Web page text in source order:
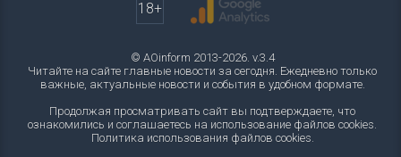
18+
© AOinform 2013-2026. v.3.4
Читайте на сайте главные новости за сегодня. Ежедневно только
важные, актуальные новости и события в удобном формате.
Продолжая просматривать сайт вы подтверждаете, что
ознакомились и соглашаетесь на использование файлов cookies.
Политика использования файлов cookies.